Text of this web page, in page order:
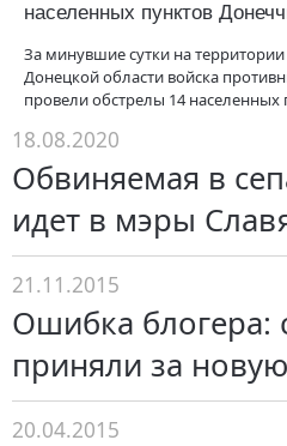
населенных пунктов
За минувшие сутки на территории
Донецкой области войска
провели обстрелы 14 населенных
18.08.2020
Обвиняемая в
идет в мэры
21.11.2015
Ошибка блогера:
приняли за новую
20.04.2015